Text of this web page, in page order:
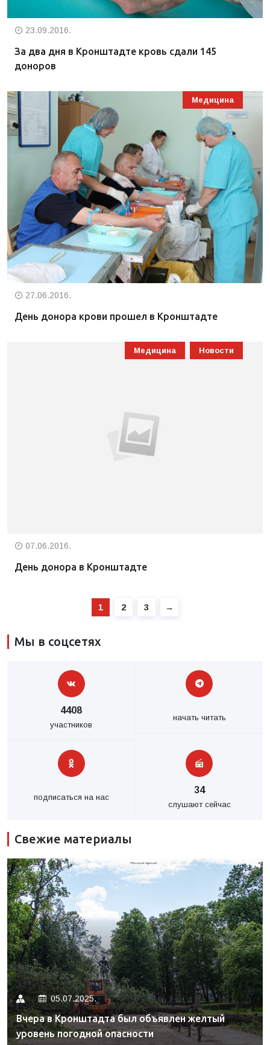
23.09.2016.
За два дня в Кронштадте кровь сдали 145
доноров
Медицина
27.06.2016.
День донора крови прошел в Кронштадте
Медицина Новости
07.06.2016.
День донора в Кронштадте
1 2 3 →
Мы в соцсетях
4408
участников
начать читать
подписаться на нас
34
слушают сейчас
Свежие материалы
05.07.2025.
Вчера в Кронштадта был объявлен желтый
уровень погодной опасности